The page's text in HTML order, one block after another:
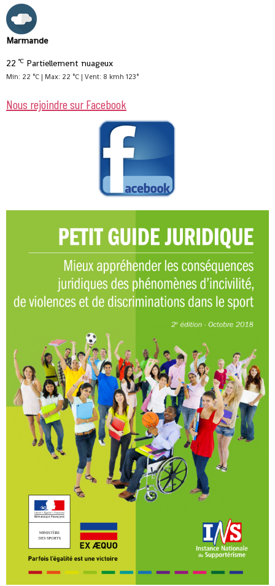
Marmande
22 °C Partiellement nuageux
Min: 22 °C | Max: 22 °C | Vent: 8 kmh 123°
Nous rejoindre sur Facebook